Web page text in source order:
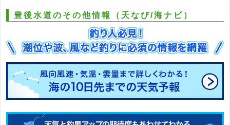
豊後水道のその他情報（天なび/海ナビ）